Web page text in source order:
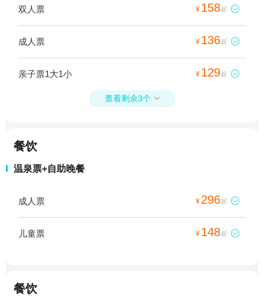
双人票 ¥ 158起 
成人票 ¥ 136起 
亲子票1大1小 ¥ 129起 
查看剩余3个 
餐饮
温泉票+自助晚餐
成人票 ¥ 296起 
儿童票 ¥ 148起 
餐饮